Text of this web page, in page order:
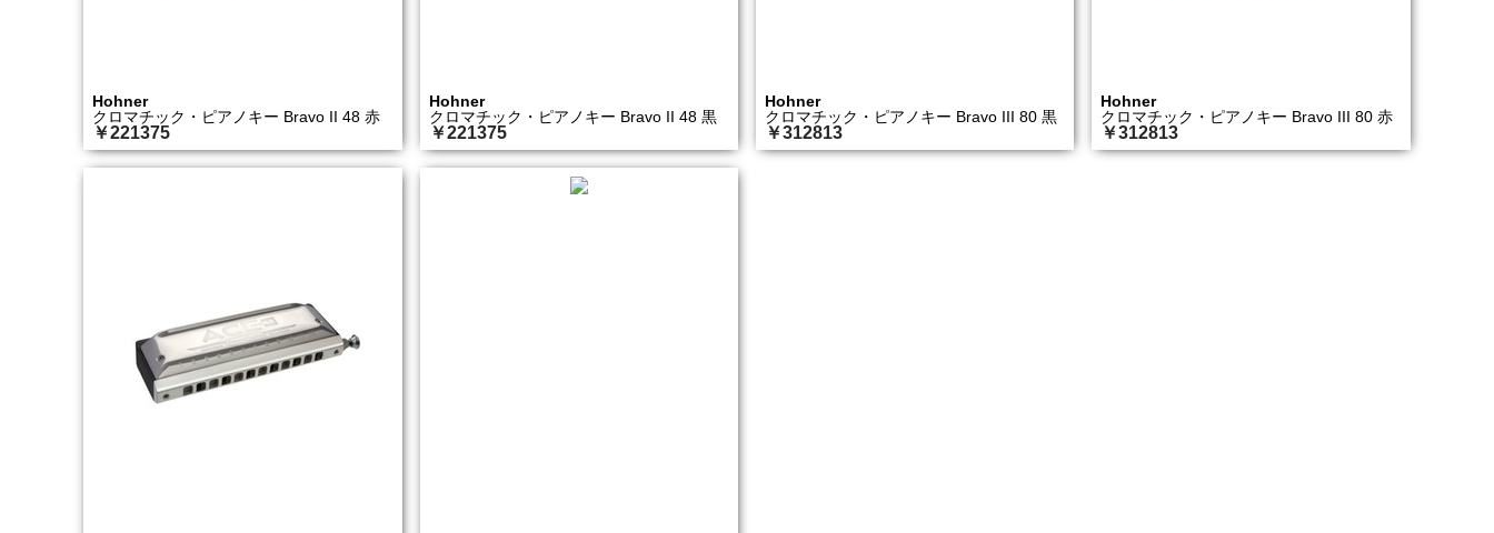
Hohner
クロマチック・ピアノキー Bravo II 48 赤
￥221375
Hohner
クロマチック・ピアノキー Bravo II 48 黒
￥221375
Hohner
クロマチック・ピアノキー Bravo III 80 黒
￥312813
Hohner
クロマチック・ピアノキー Bravo III 80 赤
￥312813